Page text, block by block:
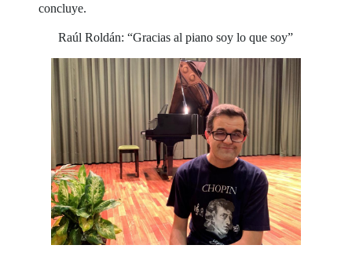
concluye.
Raúl Roldán: “Gracias al piano soy lo que soy”